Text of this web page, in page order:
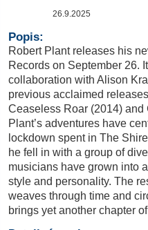
26.9.2025
Popis:
Robert Plant releases his
Records on September 26.
collaboration with Alison
previous acclaimed
Ceaseless Roar (2014) and
Plant’s adventures have
lockdown spent in The
he fell in with a group of
musicians have grown into
style and personality. The
weaves through time and
brings yet another chapter